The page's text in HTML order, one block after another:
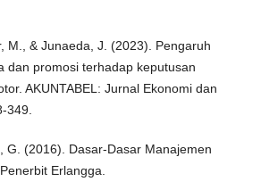
M., & Junaeda, J. (2023). Pengaruh
dan promosi terhadap keputusan
AKUNTABEL: Jurnal Ekonomi dan
349.
G. (2016). Dasar-Dasar Manajemen
Erlangga.